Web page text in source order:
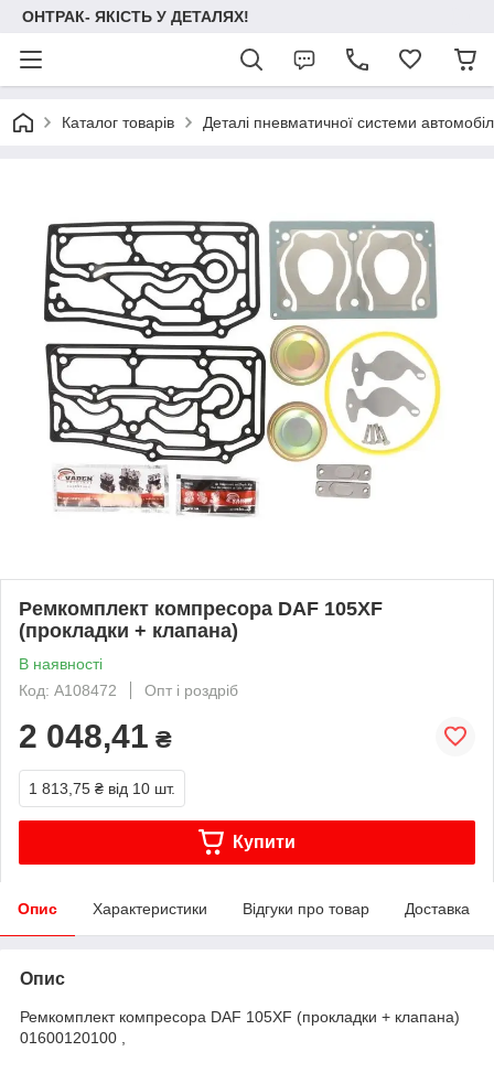
ОНТРАК- ЯКІСТЬ У ДЕТАЛЯХ!
Каталог товарів Деталі пневматичної системи
Ремкомплект компресора DAF 105XF
(прокладки + клапана)
В наявності
Код: A108472
Опт і роздріб
2 048,41 ₴
1 813,75 ₴ від 10 шт.
Купити
Опис Характеристики Відгуки про товар Доставка
Опис
Ремкомплект компресора DAF 105XF (прокладки + клапана)
01600120100 ,